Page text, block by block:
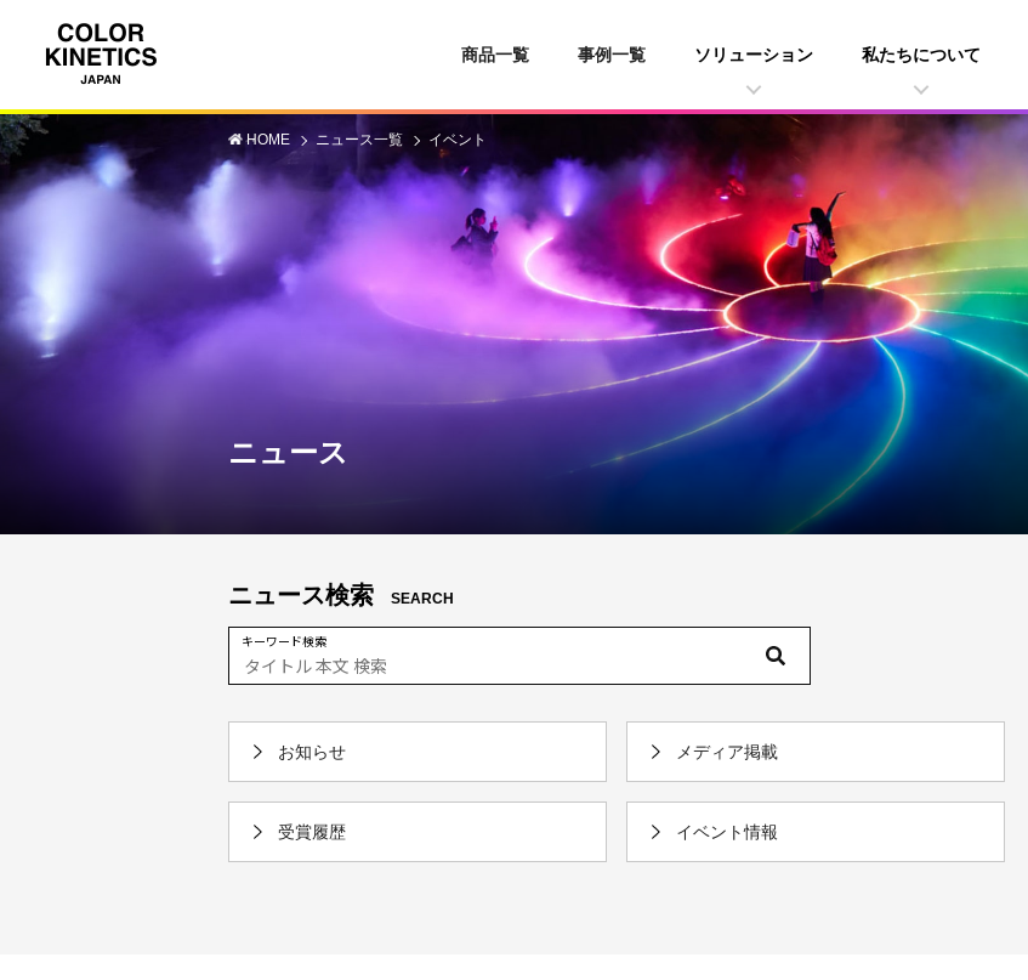
商品一覧 事例一覧 ソリューション 私たちについて
HOME ニュース一覧 イベント
ニュース
ニュース検索 SEARCH
キーワード検索
お知らせ メディア掲載
受賞履歴 イベント情報